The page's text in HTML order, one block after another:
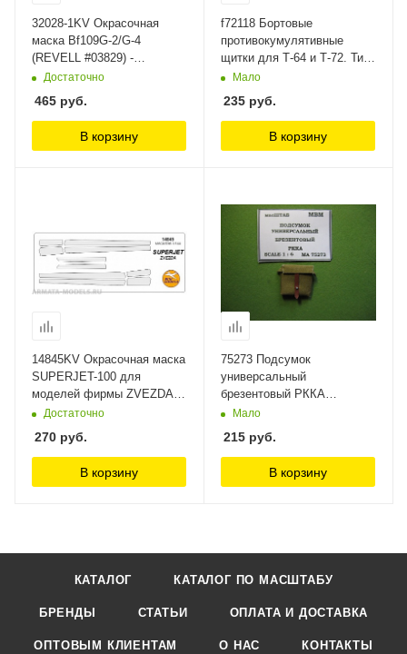
32028-1KV Окрасочная
маска Bf109G-2/G-4
(REVELL #03829) -
(Двусторонние маски) +
KV Models
Достаточно
465 руб.
В корзину
f72118 Бортовые
противокумулятивные
щитки для Т-64 и Т-72. Тип
2, поздние (ФТД) SG
Мало
235 руб.
В корзину
14845KV Окрасочная маска
SUPERJET-100 для
моделей фирмы ZVEZDA
KV Models
Достаточно
270 руб.
В корзину
75273 Подсумок
универсальный
брезентовый РККА
масШТАБ
Мало
215 руб.
В корзину
КАТАЛОГ КАТАЛОГ ПО МАСШТАБУ
БРЕНДЫ СТАТЬИ ОПЛАТА И ДОСТАВКА
ОПТОВЫМ КЛИЕНТАМ О НАС КОНТАКТЫ